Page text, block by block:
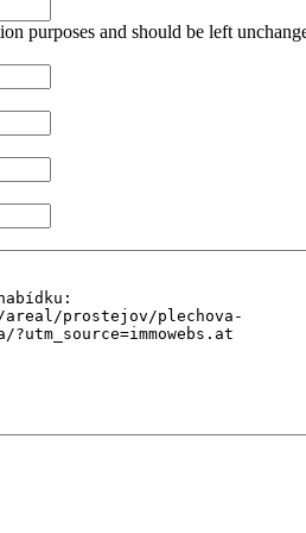
purposes and should be left